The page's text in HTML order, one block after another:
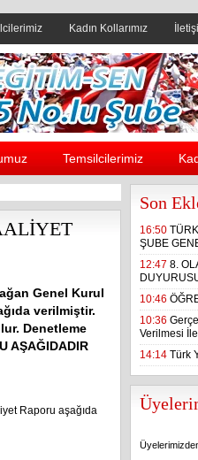
Kadın Kollarımız
Temsilcilerimiz
Genel Kurul
verilmiştir.
Denetleme
AŞAĞIDADIR
Raporu aşağıda
Son
16:50
ŞUBE
12:47 8.
10:46
10:36
Verilmesi
14:14 Türk